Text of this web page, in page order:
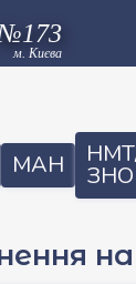
м. Києва
МАН ЗНО